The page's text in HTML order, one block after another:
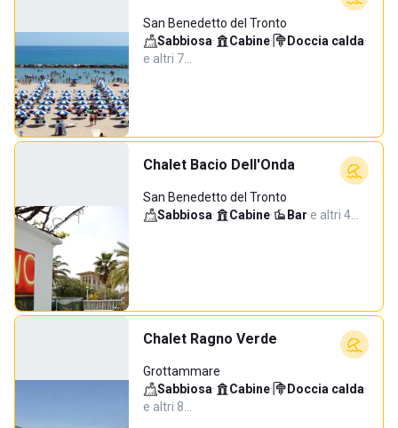
San Benedetto del Tronto
Sabbiosa· Cabine· Doccia calda·
e altri 7…
Chalet Bacio Dell'Onda
San Benedetto del Tronto
Sabbiosa· Cabine· Bar·e altri 4…
Chalet Ragno Verde
Grottammare
Sabbiosa· Cabine· Doccia calda·
e altri 8…